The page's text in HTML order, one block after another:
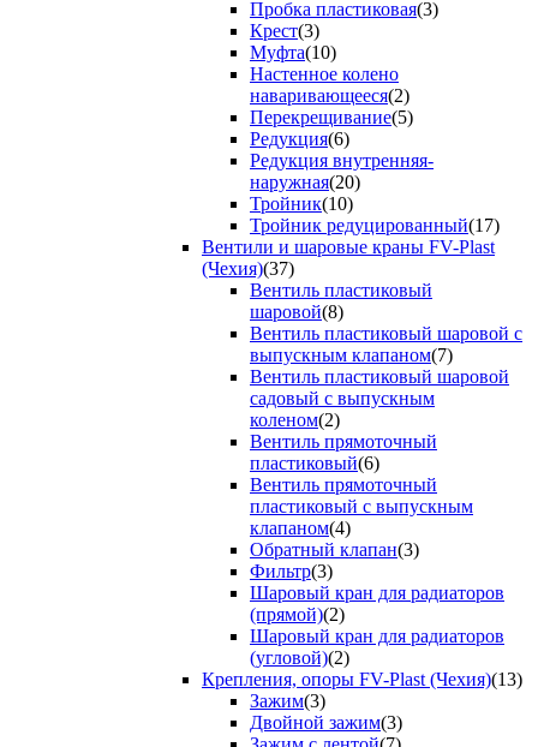
Пробка пластиковая(3)
Крест(3)
Муфта(10)
Настенное колено
наваривающееся(2)
Перекрещивание(5)
Редукция(6)
Редукция внутренняя-
наружная(20)
Тройник(10)
Тройник редуцированный(17)
Вентили и шаровые краны FV-Plast
(Чехия)(37)
Вентиль пластиковый
шаровой(8)
Вентиль пластиковый шаровой с
выпускным клапаном(7)
Вентиль пластиковый шаровой
садовый с выпускным
коленом(2)
Вентиль прямоточный
пластиковый(6)
Вентиль прямоточный
пластиковый с выпускным
клапаном(4)
Обратный клапан(3)
Фильтр(3)
Шаровый кран для радиаторов
(прямой)(2)
Шаровый кран для радиаторов
(угловой)(2)
Крепления, опоры FV-Plast (Чехия)(13)
Зажим(3)
Двойной зажим(3)